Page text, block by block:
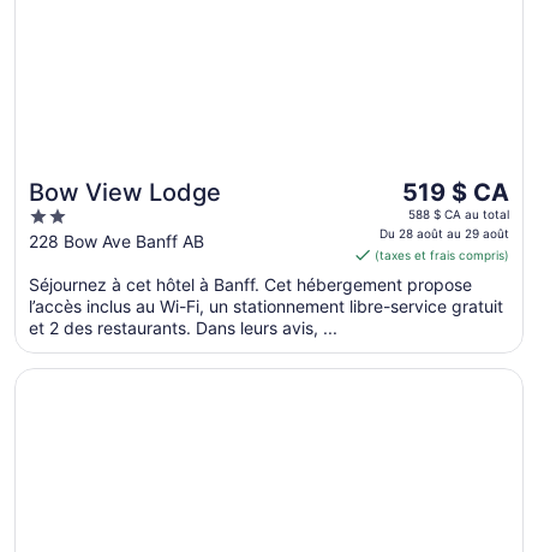
Bow View Lodge
2
out
5
228 Bow Ave Banff AB
Le
prix
est
de 519 $ CA
par
nuit
août
519 $ CA
588 $ CA au total
Du 28 août au 29 août
(taxes et frais compris)
Séjournez à cet hôtel à Banff. Cet hébergement propose
l’accès inclus au Wi-Fi, un stationnement libre-service gratuit
et 2 des restaurants. Dans leurs avis, ...
S’ouvre dans une nouvelle fenêtre
Peaks Hotel & Suites